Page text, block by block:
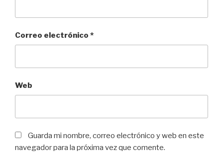
Correo electrónico *
Web
Guarda mi nombre, correo electrónico y web en este
navegador para la próxima vez que comente.